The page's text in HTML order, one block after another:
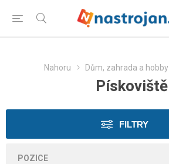
Nahoru Dům, zahrada a hobby
Pískoviště
FILTRY